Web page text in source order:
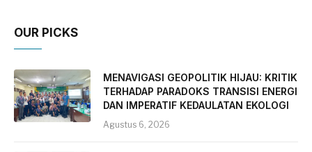
OUR PICKS
MENAVIGASI GEOPOLITIK HIJAU: KRITIK
TERHADAP PARADOKS TRANSISI ENERGI
DAN IMPERATIF KEDAULATAN EKOLOGI
Agustus 6, 2026